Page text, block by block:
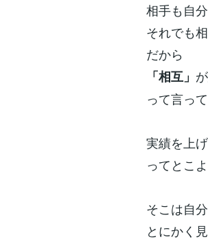
相手も自
それでも
だから
「相互」
って言っ
実績を上
ってとこ
そこは自
とにかく